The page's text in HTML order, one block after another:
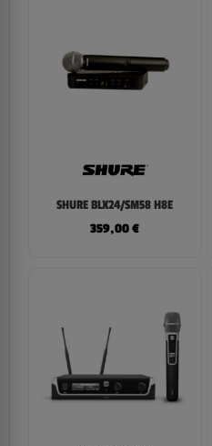
SHURE BLX24/SM58 H8E
359,00€